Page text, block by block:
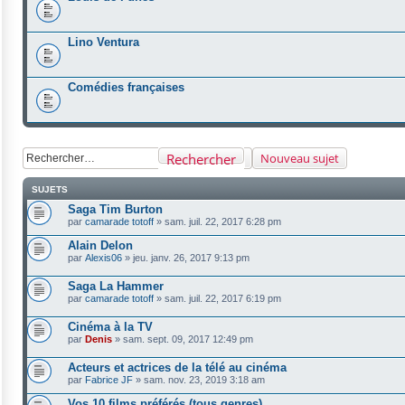
Lino Ventura
Comédies françaises
Nouveau sujet
Rechercher
SUJETS
Saga Tim Burton
par camarade totoff » sam. juil. 22, 2017 6:28 pm
Alain Delon
par Alexis06 » jeu. janv. 26, 2017 9:13 pm
Saga La Hammer
par camarade totoff » sam. juil. 22, 2017 6:19 pm
Cinéma à la TV
par Denis » sam. sept. 09, 2017 12:49 pm
Acteurs et actrices de la télé au cinéma
par Fabrice JF » sam. nov. 23, 2019 3:18 am